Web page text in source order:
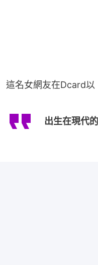
這名女網友在Dcard以
出生在現代